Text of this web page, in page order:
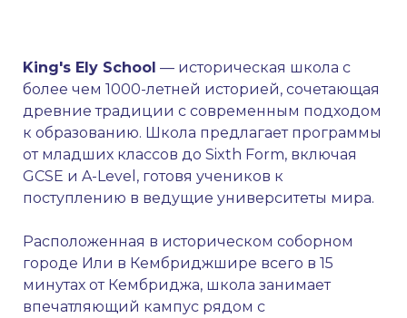
King's Ely School — историческая школа с
более чем 1000-летней историей, сочетающая
древние традиции с современным подходом
к образованию. Школа предлагает программы
от младших классов до Sixth Form, включая
GCSE и A-Level, готовя учеников к
поступлению в ведущие университеты мира.
Расположенная в историческом соборном
городе Или в Кембриджшире всего в 15
минутах от Кембриджа, школа занимает
впечатляющий кампус рядом с